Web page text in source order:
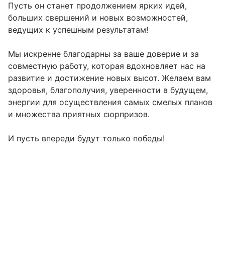
Пусть он станет продолжением ярких идей,
больших свершений и новых возможностей,
ведущих к успешным результатам!
Мы искренне благодарны за ваше доверие и за
совместную работу, которая вдохновляет нас на
развитие и достижение новых высот. Желаем вам
здоровья, благополучия, уверенности в будущем,
энергии для осуществления самых смелых планов
и множества приятных сюрпризов.
И пусть впереди будут только победы!